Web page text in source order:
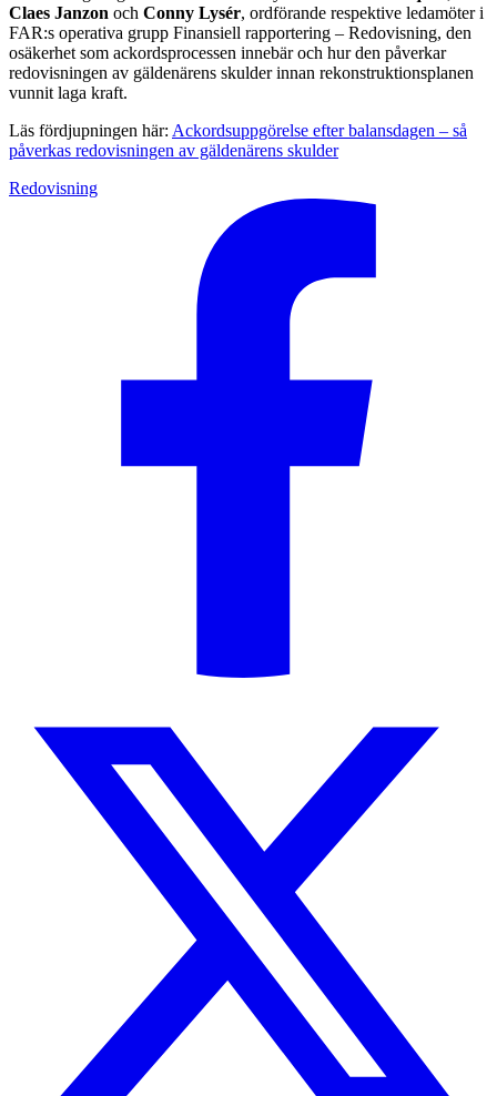
Claes Janzon och Conny Lysér, ordförande respektive ledamöter i
FAR:s operativa grupp Finansiell rapportering – Redovisning, den
osäkerhet som ackordsprocessen innebär och hur den påverkar
redovisningen av gäldenärens skulder innan rekonstruktionsplanen
vunnit laga kraft.
Läs fördjupningen här: Ackordsuppgörelse efter balansdagen – så
påverkas redovisningen av gäldenärens skulder
Redovisning